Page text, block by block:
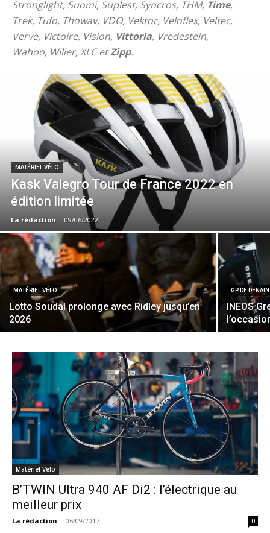
Stronglight, Suomi, Suplest, Syncros, THM, Time,
Trek, Tufo, Thowav, VDO, Vektor, Veloflex, Veltec,
Verve, Victoire, Vision, Vittoria, Vredestein,
Wahoo, Wilier, XLC etZipp.
MATÉRIEL VÉLO
Kask Valegro Tour de France 2022 en
édition limitée
La rédaction - 09/06/2022
MATÉRIEL VÉLO
Lotto Soudal prolonge avec Ridley jusqu’en
2026
GP DE DENAIN
INEOS
Matériel Vélo
B’TWIN Ultra 940 AF Di2 : l’électrique au
meilleur prix
La rédaction - 06/09/2017 0